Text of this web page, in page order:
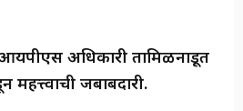
आयपीएस अधिकारी तामिळनाडूत
जबाबदारी.